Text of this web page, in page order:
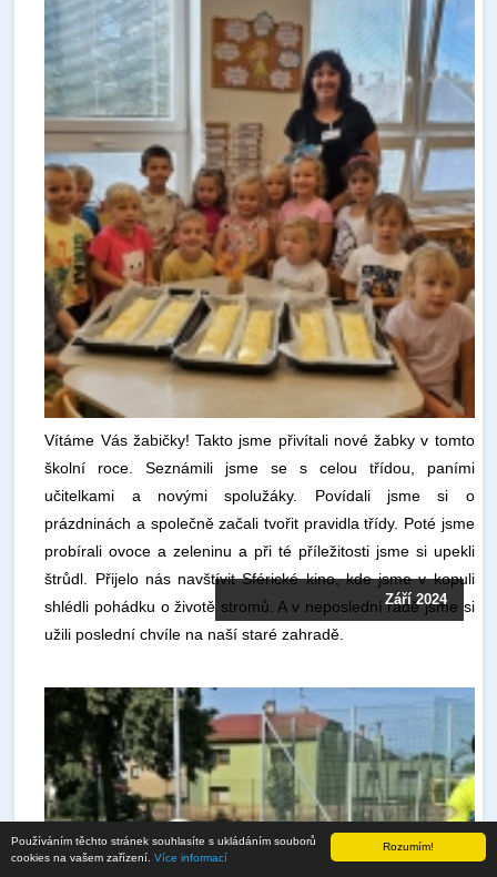
Rozumím!
Používáním těchto stránek souhlasíte s ukládáním souborů
cookies na vašem zařízení. Více informací
Září 2024
Vítáme Vás žabičky! Takto jsme přivítali nové žabky v tomto
školní roce. Seznámili jsme se s celou třídou, paními
učitelkami a novými spolužáky. Povídali jsme si o
prázdninách a společně začali tvořit pravidla třídy. Poté jsme
probírali ovoce a zeleninu a při té příležitosti jsme si upekli
štrůdl. Přijelo nás navštívit Sférické kino, kde jsme v kopuli
shlédli pohádku o životě stromů. A v neposlední řadě jsme si
užili poslední chvíle na naší staré zahradě.